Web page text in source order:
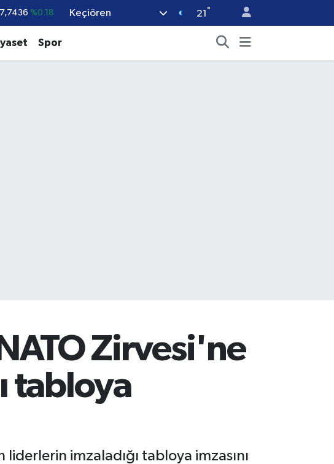
%0.18 Keçiören 21 °
Spor
Zirvesi'ne
tabloya
imzaladığı tabloya imzasını